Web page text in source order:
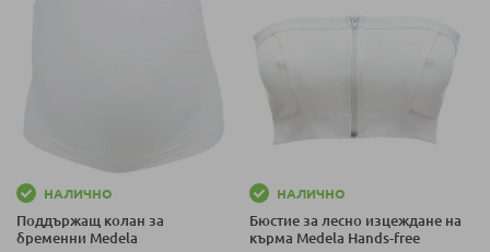
НАЛИЧНО
Поддържащ колан за
бременни Medela
НАЛИЧНО
Бюстие за лесно изцеждане на
кърма Medela Hands-free